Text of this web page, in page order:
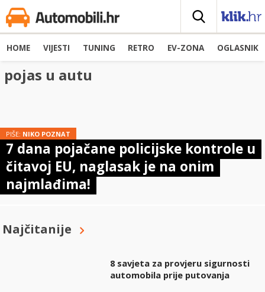
HOME VIJESTI TUNING RETRO EV-ZONA OGLASNIK
pojas u autu
PIŠE: NIKO POZNAT
7 dana pojačane policijske kontrole u
čitavoj EU, naglasak je na onim
najmlađima!
Najčitanije
8 savjeta za provjeru sigurnosti
automobila prije putovanja